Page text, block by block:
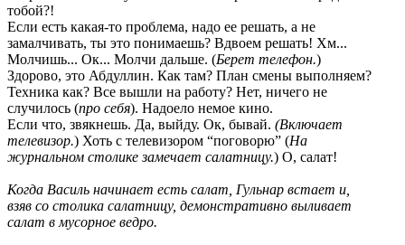
тобой?!
Если есть какая-то проблема, надо ее решать, а не
замалчивать, ты это понимаешь? Вдвоем решать! Хм...
Молчишь... Ок... Молчи дальше. (Берет телефон.)
Здорово, это Абдуллин. Как там? План смены выполняем?
Техника как? Все вышли на работу? Нет, ничего не
случилось (про себя). Надоело немое кино.
Если что, звякнешь. Да, выйду. Ок, бывай. (Включает
телевизор.) Хоть с телевизором “поговорю” (На
журнальном столике замечает салатницу.) О, салат!
Когда Василь начинает есть салат, Гульнар встает и,
взяв со столика салатницу, демонстративно выливает
салат в мусорное ведро.